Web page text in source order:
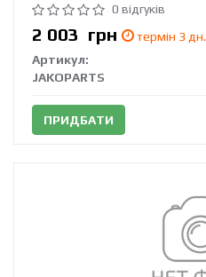
0 відгуків
2 003 грн
термін 3 дн.
Артикул:
JAKOPARTS
ПРИДБАТИ